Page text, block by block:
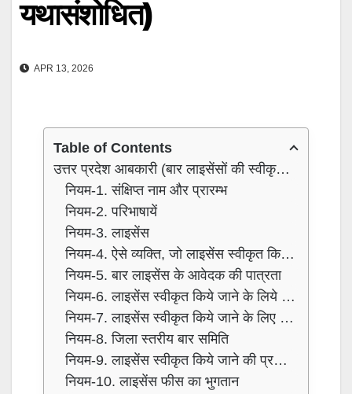
यथासंशोधित)
APR 13, 2026
Table of Contents
उत्तर प्रदेश आबकारी (बार लाइसेंसों की स्वीकृति) नियमावली, 2020 (द्वितीय संशोधन, 2024 तक यथासंशोधित)
नियम-1. संक्षिप्त नाम और प्रारम्भ
नियम-2. परिभाषायें
नियम-3. लाइसेंस
नियम-4. ऐसे व्यक्ति, जो लाइसेंस स्वीकृत किये जाने के लिए पात्र नहीं हैं
नियम-5. बार लाइसेंस के आवेदक की पात्रता
नियम-6. लाइसेंस स्वीकृत किये जाने के लिये निर्बन्धन
नियम-7. लाइसेंस स्वीकृत किये जाने के लिए आवेदन
नियम-8. जिला स्तरीय बार समिति
नियम-9. लाइसेंस स्वीकृत किये जाने की प्रक्रिया
नियम-10. लाइसेंस फीस का भुगतान